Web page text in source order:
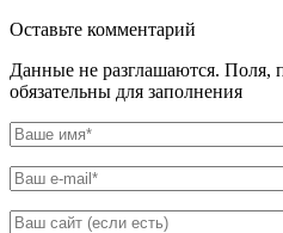
Оставьте комментарий
Данные не разглашаются. Поля,
обязательны для заполнения